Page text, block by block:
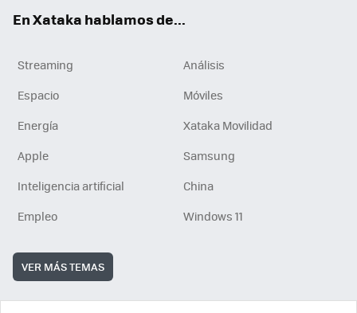
En Xataka hablamos de...
Streaming
Análisis
Espacio
Móviles
Energía
Xataka Movilidad
Apple
Samsung
Inteligencia artificial
China
Empleo
Windows 11
VER MÁS TEMAS